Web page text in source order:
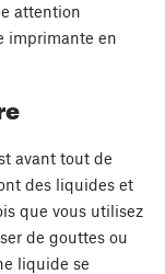
attention
imprimante en
avant tout de
des liquides et
que vous utilisez
de gouttes ou
liquide se